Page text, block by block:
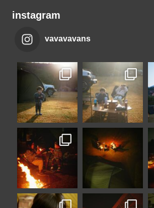
instagram
vavavavans